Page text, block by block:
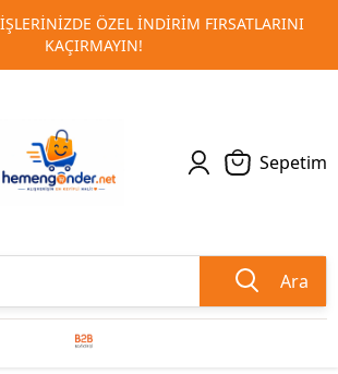
PROMOSYON VE MATBAA ÜRÜNLERINDE
TESLIMAT!
1 2
Sepetim
Ara